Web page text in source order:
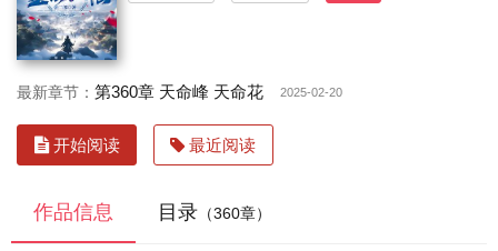
最新章节： 第360章 天命峰 天命花 2025-02-20
开始阅读 最近阅读
作品信息 目录 （360章）